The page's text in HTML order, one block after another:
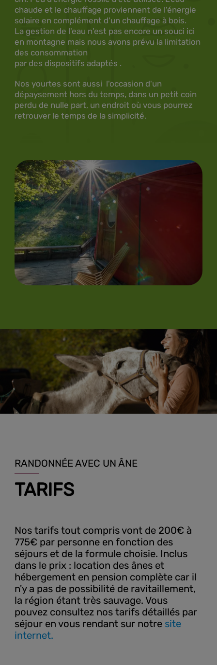
chaude et le chauffage proviennent de l'énergie
solaire en complément d'un chauffage à bois.
La gestion de l'eau n'est pas encore un souci ici
en montagne mais nous avons prévu la limitation
des consommation
par des dispositifs adaptés .
Nos yourtes sont aussi l'occasion d'un
dépaysement hors du temps, dans un petit coin
perdu de nulle part, un endroit où vous pourrez
retrouver le temps de la simplicité.
RANDONNÉE AVEC UN ÂNE
TARIFS
Nos tarifs tout compris vont de 200€ à
775€ par personne en fonction des
séjours et de la formule choisie. Inclus
dans le prix : location des ânes et
hébergement en pension complète car il
n'y a pas de possibilité de ravitaillement,
la région étant très sauvage. Vous
pouvez consultez nos tarifs détaillés par
séjour en vous rendant sur notre site
internet.